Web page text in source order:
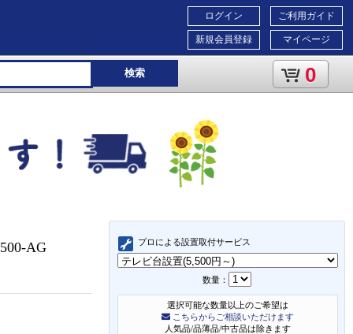
ご利用ガイド
マイページ
ログイン
新規会員登録
検索 0
プロによる設置取付サービス
数量：
選択可能な数量以上のご希望は
こちらからご相談いただけます
人気品/品薄品/中古品は除きます
AG